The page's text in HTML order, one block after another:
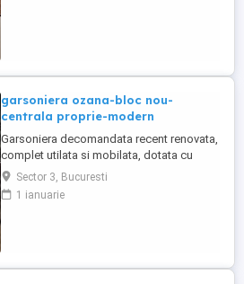
garsoniera ozana-bloc nou-
centrala proprie-modern
Garsoniera decomandata recent renovata,
complet utilata si mobilata, dotata cu
centrala proprie si AC. Blocul are lift si
locuri de parcare disponibile in numar
limitat. Vecini linistiti si prietenosi. Puncte
Sector 3, Bucuresti
1 ianuarie